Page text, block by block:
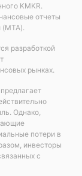
KMKR.
отчеты
разработкой
рынках.
Однако,
потери в
инвесторы
с